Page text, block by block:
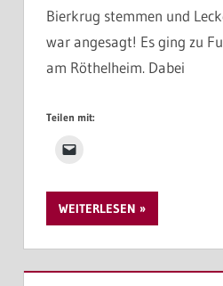
Bierkrug stemmen und
war angesagt! Es ging zu
am Röthelheim. Dabei
Teilen mit:
WEITERLESEN